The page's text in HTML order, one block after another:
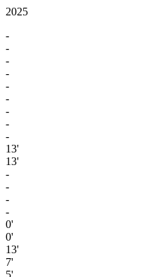
2025
-
-
-
-
-
-
-
-
-
13'
13'
-
-
-
-
0'
0'
13'
7'
5'